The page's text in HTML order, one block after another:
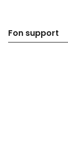
Fon support